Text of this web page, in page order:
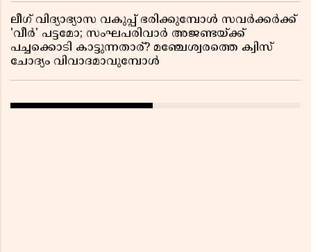
ലീഗ് വിദ്യാഭ്യാസ വകുപ്പ് ഭരിക്കുമ്പോൾ സവർക്കർക്ക്
'വീർ' പട്ടമോ; സംഘപരിവാർ അജണ്ടയ്ക്ക്
പച്ചക്കൊടി കാട്ടുന്നതാര്? മഞ്ചേശ്വരത്തെ ക്വിസ്
ചോദ്യം വിവാദമാവുമ്പോൾ